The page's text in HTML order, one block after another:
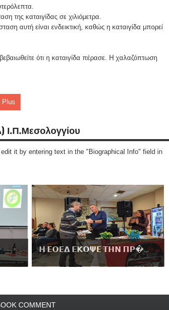
της καταιγίδας σε χιλιόμετρα.
αυτή είναι ενδεικτική, καθώς η καταιγίδα μπορεί
ότι η καταιγίδα πέρασε. Η χαλαζόπτωση
Plus
Ι.Π.Μεσολογγίου
it by entering text in the "Biographical Info" field in
𝝜 𝝚𝝤𝝚𝝙 𝝚𝝟𝝤𝝭𝝚 𝝩𝝜𝝢 𝝥𝝦...
COMMENT